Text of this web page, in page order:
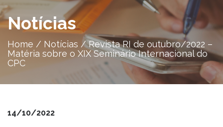
Notícias
Home / Notícias /Revista RI de outubro/2022 –
Matéria sobre o XIX Seminário Internacional do
CPC
14/10/2022